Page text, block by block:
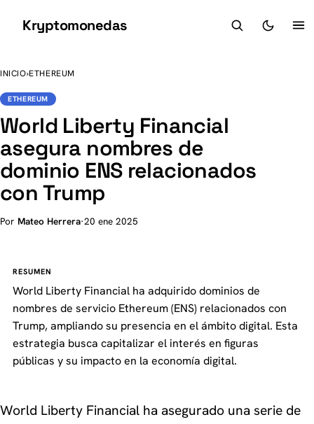
Kryptomonedas
INICIO›ETHEREUM
ETHEREUM
World Liberty Financial
asegura nombres de
dominio ENS relacionados
con Trump
Por Mateo Herrera·20 ene 2025
RESUMEN
World Liberty Financial ha adquirido dominios de
nombres de servicio Ethereum (ENS) relacionados con
Trump, ampliando su presencia en el ámbito digital. Esta
estrategia busca capitalizar el interés en figuras
públicas y su impacto en la economía digital.
World Liberty Financial ha asegurado una serie de